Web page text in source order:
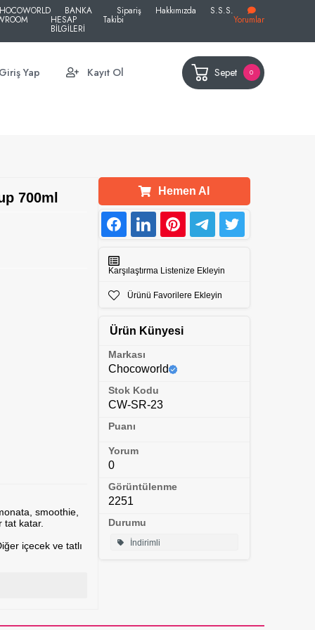
BANKA
HESAP
BİLGİLERİ
Sipariş
Takibi
Hakkımızda S.S.S.
Yorumlar
Giriş Yap Kayıt Ol Sepet 0
700ml
smoothie,
tat katar.
içecek ve tatlı
Hemen Al
Karşılaştırma Listenize Ekleyin
Ürünü Favorilere Ekleyin
Ürün Künyesi
Markası
Chocoworld
Stok Kodu
CW-SR-23
Puanı
Yorum
0
Görüntülenme
2251
Durumu
İndirimli